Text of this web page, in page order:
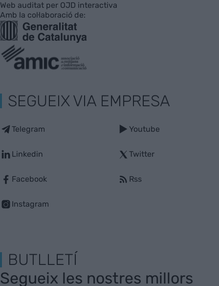
Web auditat per OJD interactiva
Amb la col·laboració de:
SEGUEIX VIA EMPRESA
Telegram
Linkedin
Facebook
Instagram
Youtube
Twitter
Rss
BUTLLETÍ
Segueix les nostres millors